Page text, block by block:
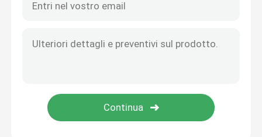
Stampati in gomma Parts